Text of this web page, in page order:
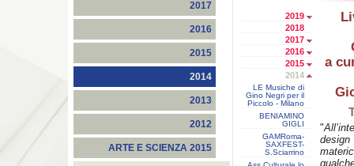
2017
2016
2015
2014
2013
2012
ARTE E SCIENZA 2015
2019
2018
2017
2016
2015
2014
LE Musiche di
Gino Negri per il
Piccolo - Milano
BENIAMINO
GIGLI
GAMRoma-
SAXFEST-
S.Sciarrino
a
"